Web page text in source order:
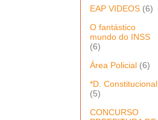
EAP VIDEOS (6)
O fantástico
mundo do INSS
(6)
Área Policial (6)
*D. Constitucional
(5)
CONCURSO